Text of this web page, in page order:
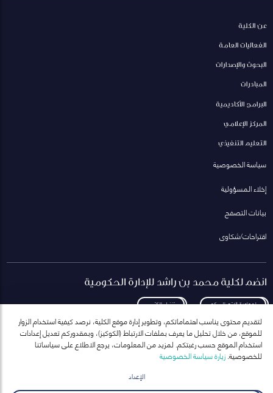
عن الكلية
الفعاليات العامة
البحوث والإصدارات
المبادرات
البرامج الأكاديمية
المركز الإعلامي
التعليم التنفيذي
سياسة الخصوصية
إخلاء المسؤولية
بيانات التصفح
اقتراحات/شكاوى
انضم لكلية محمد بن راشد للإدارة الحكومية
لمعاودة الاتصال بكم تنزيل الكتيب
انضم إلى قائمة مراسلاتنا
ارسال
لتقديم محتوى يناسب اهتماماتكم، وتطوير إدارة موقع الكلية، نرصد كيفية استخدام الزوار
للموقع، من خلال تحليل ما يعرف بملفات الارتباط (الكوكيز)، وبمقدوركم تعديل إعدادات
استخدام الموقع حسب رغبتكم. لمزيد من المعلومات، يرجع الاطلاع على سياساتنا
للخصوصية.زيارة سياسة الخصوصية
الإعداد